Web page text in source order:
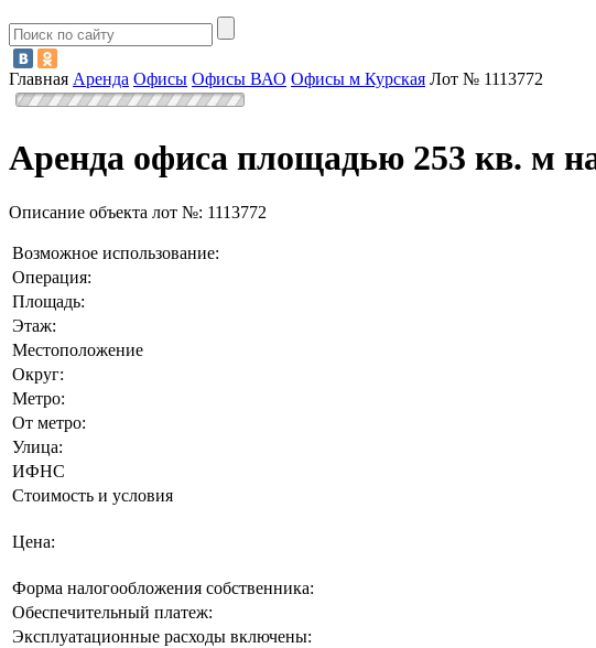
Главная Аренда Офисы Офисы ВАО Офисы м Курская Лот № 1113772
Аренда офиса площадью 253 кв. м
Описание объекта лот №: 1113772
Возможное использование:
Операция:
Площадь:
Этаж:
Местоположение
Округ:
Метро:
От метро:
Улица:
ИФНС
Стоимость и условия
Цена:
Форма налогообложения собственника:
Обеспечительный платеж:
Эксплуатационные расходы включены: